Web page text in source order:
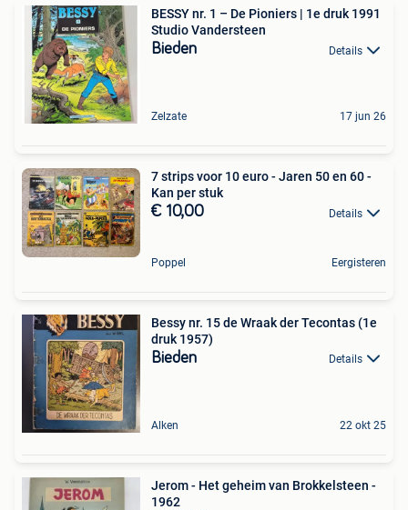
BESSY nr. 1 – De Pioniers | 1e druk 1991
Studio Vandersteen
Bieden Details
Zelzate 17 jun 26
7 strips voor 10 euro - Jaren 50 en 60 -
Kan per stuk
€ 10,00 Details
Poppel Eergisteren
Bessy nr. 15 de Wraak der Tecontas (1e
druk 1957)
Bieden Details
Alken 22 okt 25
Jerom - Het geheim van Brokkelsteen -
1962